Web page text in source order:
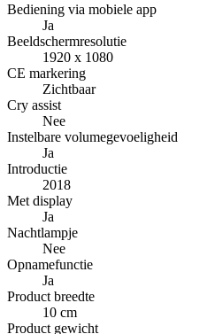
Bediening via mobiele app
Ja
Beeldschermresolutie
1920 x 1080
CE markering
Zichtbaar
Cry assist
Nee
Instelbare volumegevoeligheid
Ja
Introductie
2018
Met display
Ja
Nachtlampje
Nee
Opnamefunctie
Ja
Product breedte
10 cm
Product gewicht